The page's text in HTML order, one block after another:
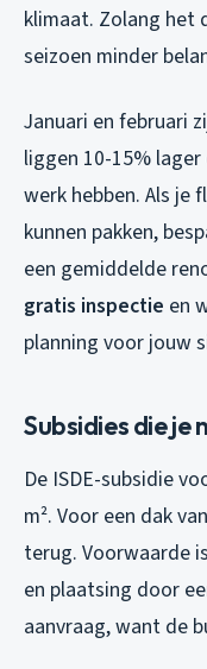
klimaat. Zolang het
seizoen minder
Januari en februari
liggen 10-15%
werk hebben. Als je
kunnen pakken,
een gemiddelde
gratis inspectie en
planning voor jouw
Subsidies die je
De ISDE-subsidie
m². Voor een dak
terug. Voorwaarde
en plaatsing door
aanvraag, want de